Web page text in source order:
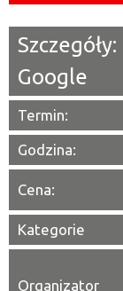
Szczegóły:
Google
Termin:
Godzina:
Cena:
Kategorie
Organizator